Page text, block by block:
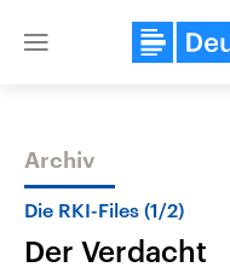
Close
Themen
Archiv
Die RKI-Files (1/2)
Der Verdacht